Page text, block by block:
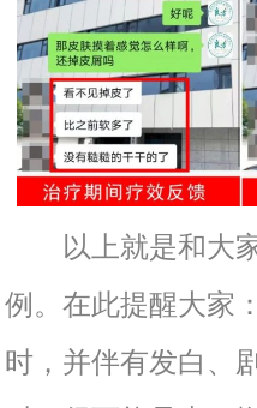
以上就是和大家
例。在此提醒大家
时，并伴有发白、